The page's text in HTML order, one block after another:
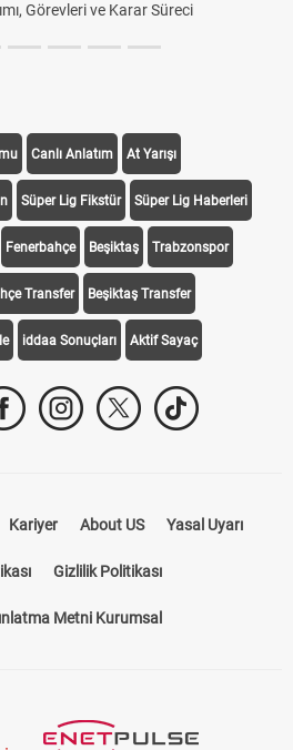
Görevleri ve Karar Süreci
Canlı Anlatım At Yarışı
Süper Lig Fikstür Süper Lig Haberleri
Fenerbahçe Beşiktaş Trabzonspor
Transfer Beşiktaş Transfer
iddaa Sonuçları Aktif Sayaç
Kariyer About US Yasal Uyarı
Gizlilik Politikası
Metni Kurumsal